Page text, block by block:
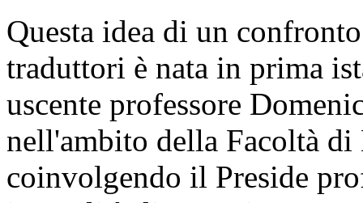
Questa idea di un
traduttori è nata in prima
uscente professore
nell'ambito della Facoltà di
coinvolgendo il Preside